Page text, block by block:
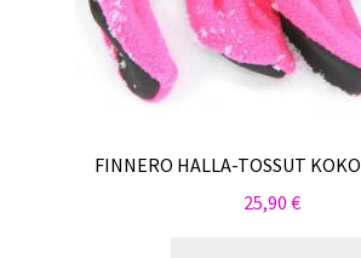
FINNERO HALLA-TOSSUT
25,90 €